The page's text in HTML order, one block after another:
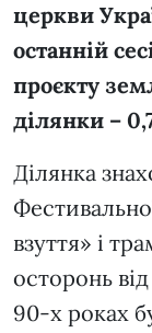
церкви
останній
проєкту
ділянки –
Ділянка
взуття» і
осторонь
90-х роках